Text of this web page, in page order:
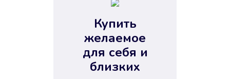
Купить
желаемое
для себя и
близких